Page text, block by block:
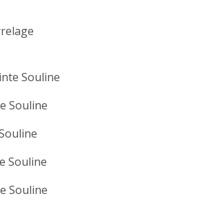
Souline
Souline
Souline
Souline